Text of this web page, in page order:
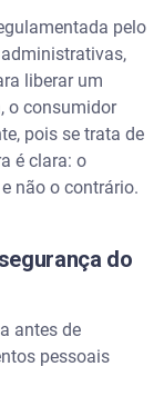
pelo
liberar um
o consumidor
pois se trata de
é clara: o
não o contrário.
do
antes de
pessoais